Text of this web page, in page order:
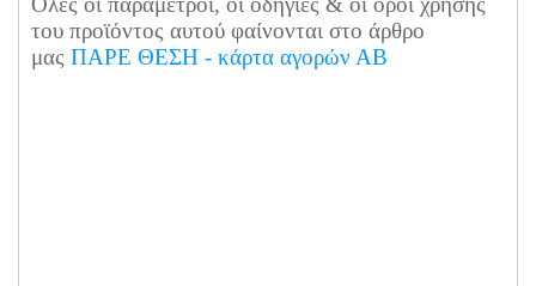
του προϊόντος αυτού φαίνονται στο άρθρο
μας ΠΑΡΕ ΘΕΣΗ - κάρτα αγορών ΑΒ